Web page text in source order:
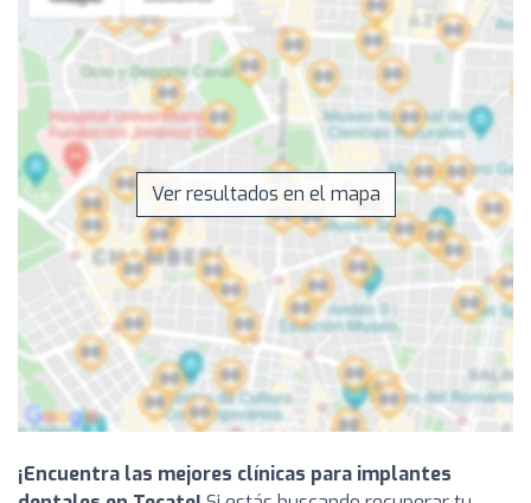
Ver resultados en el mapa
¡Encuentra las mejores clínicas para implantes